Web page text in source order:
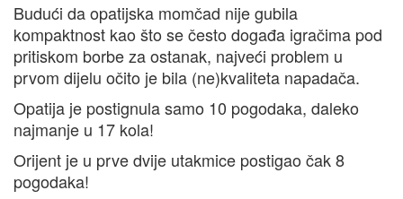
Budući da opatijska momčad nije gubila
kompaktnost kao što se često događa igračima pod
pritiskom borbe za ostanak, najveći problem u
prvom dijelu očito je bila (ne)kvaliteta napadača.
Opatija je postignula samo 10 pogodaka, daleko
najmanje u 17 kola!
Orijent je u prve dvije utakmice postigao čak 8
pogodaka!